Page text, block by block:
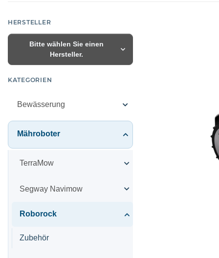
HERSTELLER
Bitte wählen Sie einen
Hersteller.
KATEGORIEN
Bewässerung
Mähroboter
TerraMow
Segway Navimow
Roborock
Zubehör